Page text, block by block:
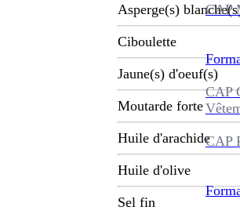
CAP
CAP
CAP
Asperge(s)
Ciboulette
Jaune(s) d'oeuf(s)
Moutarde forte
Huile d'arachide
Huile d'olive
Sel fin